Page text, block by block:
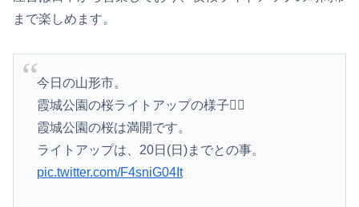
まで楽しめます。
今日の山形市。
霞城公園の桜ライトアップの様子✋🏻
霞城公園の桜は満開です。
ライトアップは、20日(日)までとの事。
pic.twitter.com/F4sniG04It